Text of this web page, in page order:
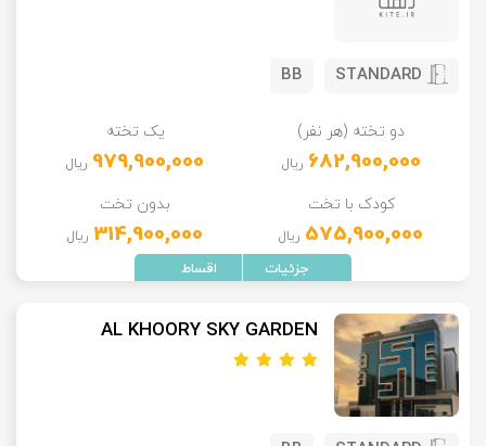
STANDARD
BB
دو تخته (هر نفر)
682,900,000 ریال
یک تخته
979,900,000 ریال
کودک با تخت
575,900,000 ریال
بدون تخت
314,900,000 ریال
AL KHOORY SKY GARDEN